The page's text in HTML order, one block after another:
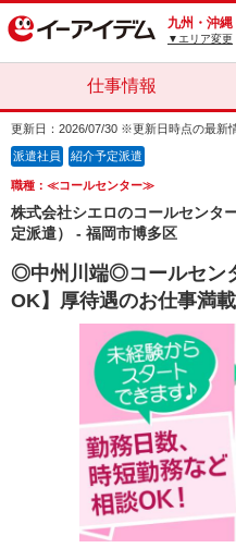
九州・沖縄
▼エリア変更
仕事情報
更新日：2026/07/30 ※更新日時点の最新
派遣社員 紹介予定派遣
職種：≪コールセンター≫
株式会社シエロのコールセンタ
定派遣） - 福岡市博多区
◎中州川端◎コールセン
OK】厚待遇のお仕事満載